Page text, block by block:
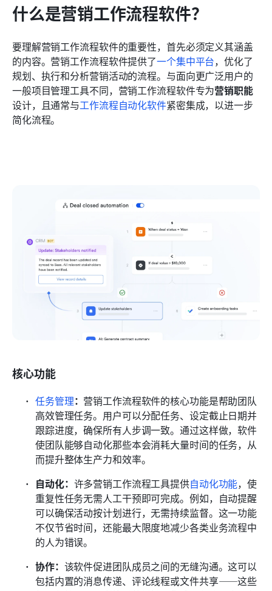
什么是营销工作流程软件？
要理解营销工作流程软件的重要性，首先必须定义其涵盖
的内容。营销工作流程软件提供了一个集中平台，优化了
规划、执行和分析营销活动的流程。与面向更广泛用户的
一般项目管理工具不同，营销工作流程软件专为营销职能
设计，且通常与工作流程自动化软件紧密集成，以进一步
简化流程。
核心功能
任务管理： 营销工作流程软件的核心功能是帮助团队
高效管理任务。用户可以分配任务、设定截止日期并
跟踪进度，确保所有人步调一致。通过这样做，软件
使团队能够自动化那些本会消耗大量时间的任务，从
而提升整体生产力和效率。
自动化： 许多营销工作流程工具提供自动化功能，使
重复性任务无需人工干预即可完成。例如，自动提醒
可以确保活动按计划进行，无需持续监督。这一功能
不仅节省时间，还能最大限度地减少各类业务流程中
的人为错误。
协作： 该软件促进团队成员之间的无缝沟通。这可以
包括内置的消息传递、评论线程或文件共享——这些